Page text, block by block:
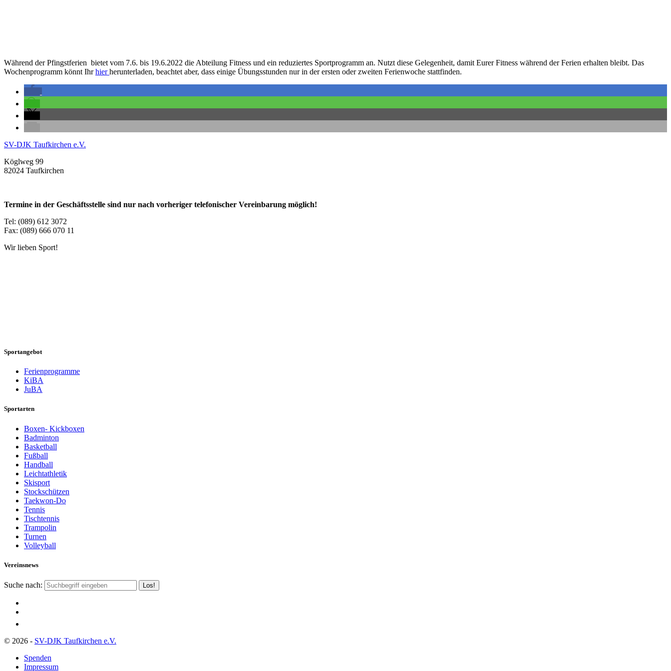
Während der Pfingstferien bietet vom 7.6. bis 19.6.2022 die Abteilung Fitness und ein reduziertes Sportprogramm an. Nutzt diese Gelegenheit, damit Eurer Fitness während der Ferien erhalten bleibt. Das
Wochenprogramm könnt Ihrhierherunterladen, beachtet aber, dass einige Übungsstunden nur in der ersten oder zweiten Ferienwoche stattfinden.
SV-DJK Taufkirchen e.V.
Köglweg 99
82024 Taufkirchen
Termine in der Geschäftsstelle sind nur nach vorheriger telefonischer Vereinbarung möglich!
Tel: (089) 612 3072
Fax: (089) 666 070 11
Wir lieben Sport!
Sportangebot
Ferienprogramme
KiBA
JuBA
Sportarten
Boxen- Kickboxen
Badminton
Basketball
Fußball
Handball
Leichtathletik
Skisport
Stockschützen
Taekwon-Do
Tennis
Tischtennis
Trampolin
Turnen
Volleyball
Vereinsnews
Suche nach:
© 2026 - SV-DJK Taufkirchen e.V.
Spenden
Impressum